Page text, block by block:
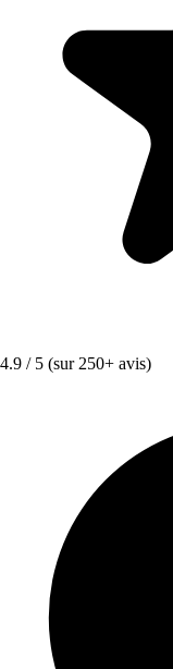
4.9 / 5 (sur 250+ avis)